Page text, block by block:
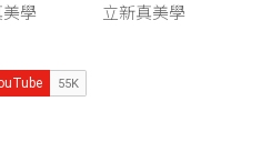
學 立新真美學